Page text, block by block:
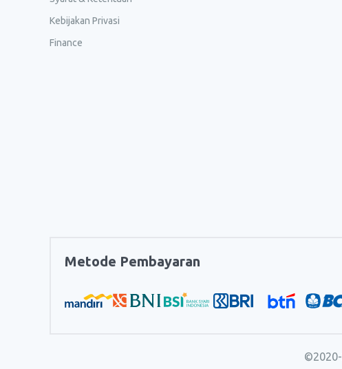
Kebijakan Privasi
Finance
Metode Pembayaran
©2020-